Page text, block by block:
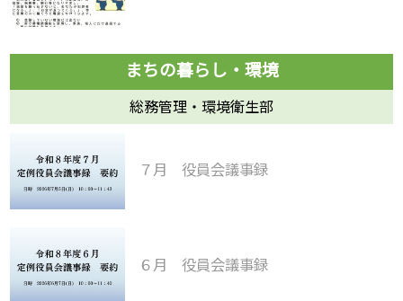
総務管理・環境衛生部
７月 役員会議事録
６月 役員会議事録